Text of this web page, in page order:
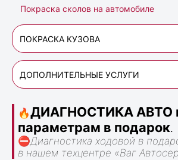
Покраска сколов на автомобиле
ПОКРАСКА КУЗОВА
ДОПОЛНИТЕЛЬНЫЕ УСЛУГИ
🔥ДИАГНОСТИКА АВТО
параметрам в подарок.
⛔Диагностика ходовой в
в нашем техцентре «Ваг